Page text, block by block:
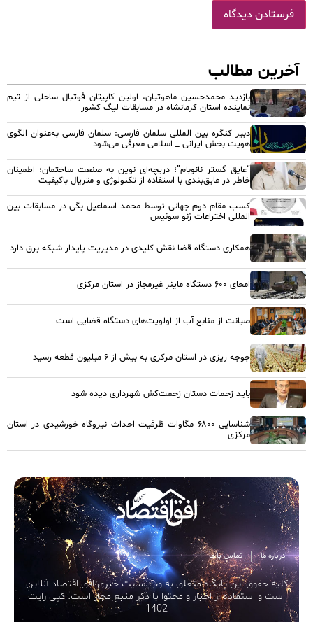
آخرین مطالب
بازدید محمدحسین ماهوتیان، اولین کاپیتان فوتبال ساحلی از تیم
نماینده استان کرمانشاه در مسابقات لیگ کشور
دبیر کنگره بین المللی سلمان فارسی: سلمان فارسی به‌عنوان الگوی
هویت بخش ایرانی _ اسلامی معرفی می‌شود
“عایق گستر نانوبام”؛ دریچه‌ای نوین به صنعت ساختمان؛ اطمینان
خاطر در عایق‌بندی با استفاده از تکنولوژی و متریال باکیفیت
کسب مقام دوم جهانی توسط محمد اسماعیل بگی در مسابقات بین
المللی اختراعات ژنو سوئیس
همکاری دستگاه قضا نقش کلیدی در مدیریت پایدار شبکه برق دارد
امحای ۶۰۰ دستگاه ماینر غیرمجاز در استان مرکزی
صیانت از منابع آب از اولویت‌های دستگاه قضایی است
جوجه ریزی در استان مرکزی به بیش از ۶ میلیون قطعه رسید
باید زحمات دستان زحمت‌کش شهرداری دیده شود
شناسایی ۶۸۰۰ مگاوات ظرفیت احداث نیروگاه خورشیدی در استان
مرکزی
درباره ما تماس با ما
کلیه حقوق این پایگاه متعلق به وب سایت خبری افق اقتصاد آنلاین
است و استفاده از اخبار و محتوا با ذکر منبع مجاز است. کپی رایت
1402